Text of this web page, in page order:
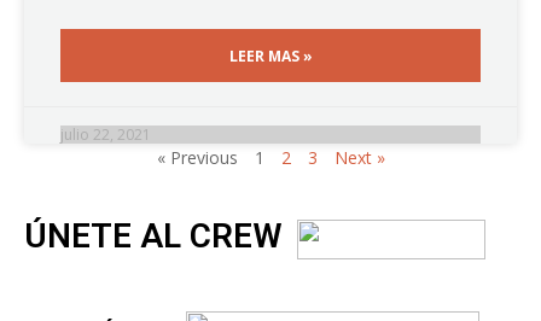
LEER MAS »
julio 22, 2021
« Previous 1 2 3 Next »
ÚNETE AL CREW